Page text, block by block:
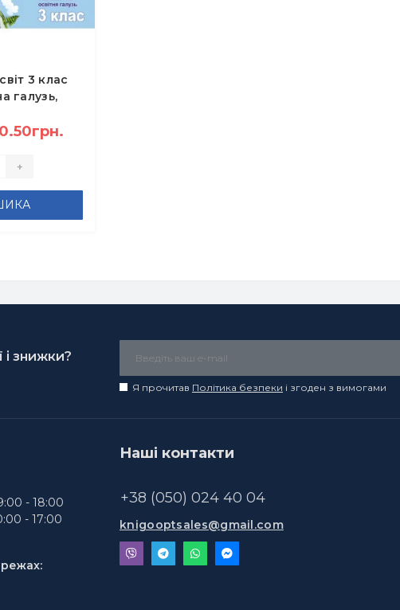
3 клас
галузь,
+
і знижки?
Я прочитав Політика безпеки і згоден з вимогами
- 18:00
- 17:00
Наші контакти
+38 (050) 024 40 04
knigooptsales@gmail.com